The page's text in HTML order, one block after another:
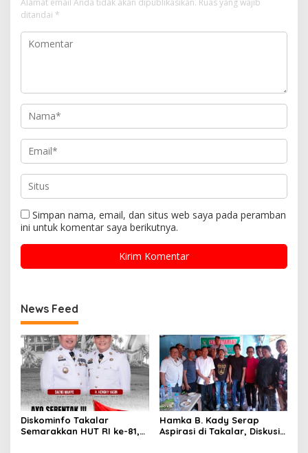
Alamat email Anda tidak akan dipublikasikan. Ruas yang wajib
ditandai *
Simpan nama, email, dan situs web saya pada peramban
ini untuk komentar saya berikutnya.
News Feed
Diskominfo Takalar
Semarakkan HUT RI ke-81,
Hamka B. Kady Serap
Aspirasi di Takalar, Diskusi